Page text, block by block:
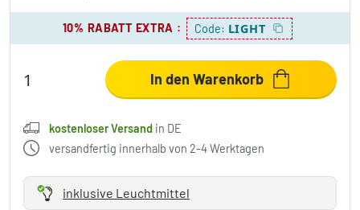
10% RABATT EXTRA : Code: LIGHT
In den Warenkorb
kostenloser Versand in DE
versandfertig innerhalb von 2-4 Werktagen
inklusive Leuchtmittel